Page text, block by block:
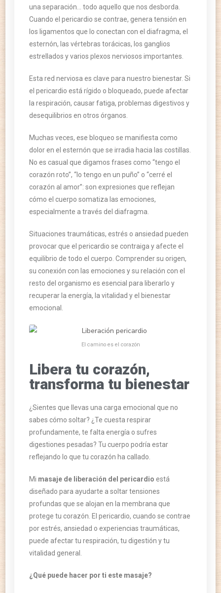
una separación… todo aquello que nos desborda.
Cuando el pericardio se contrae, genera tensión en
los ligamentos que lo conectan con el diafragma, el
esternón, las vértebras torácicas, los ganglios
estrellados y varios plexos nerviosos importantes.
Esta red nerviosa es clave para nuestro bienestar. Si
el pericardio está rígido o bloqueado, puede afectar
la respiración, causar fatiga, problemas digestivos y
desequilibrios en otros órganos.
Muchas veces, ese bloqueo se manifiesta como
dolor en el esternón que se irradia hacia las costillas.
No es casual que digamos frases como “tengo el
corazón roto”, “lo tengo en un puño” o “cerré el
corazón al amor”: son expresiones que reflejan
cómo el cuerpo somatiza las emociones,
especialmente a través del diafragma.
Situaciones traumáticas, estrés o ansiedad pueden
provocar que el pericardio se contraiga y afecte el
equilibrio de todo el cuerpo. Comprender su origen,
su conexión con las emociones y su relación con el
resto del organismo es esencial para liberarlo y
recuperar la energía, la vitalidad y el bienestar
emocional.
El camino es el corazón
Libera tu corazón,
transforma tu bienestar
¿Sientes que llevas una carga emocional que no
sabes cómo soltar? ¿Te cuesta respirar
profundamente, te falta energía o sufres
digestiones pesadas? Tu cuerpo podría estar
reflejando lo que tu corazón ha callado.
Mi masaje de liberación del pericardio está
diseñado para ayudarte a soltar tensiones
profundas que se alojan en la membrana que
protege tu corazón. El pericardio, cuando se contrae
por estrés, ansiedad o experiencias traumáticas,
puede afectar tu respiración, tu digestión y tu
vitalidad general.
¿Qué puede hacer por ti este masaje?